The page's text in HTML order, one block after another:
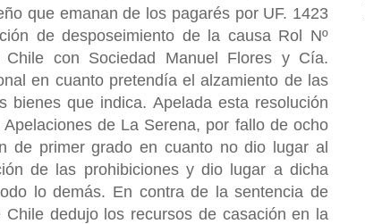
que emanan de los pagarés por UF. 1423
de desposeimiento de la causa Rol Nº
con Sociedad Manuel Flores y Cía.
en cuanto pretendía el alzamiento de las
bienes que indica. Apelada esta resolución
de La Serena, por fallo de ocho
de primer grado en cuanto no dio lugar al
de las prohibiciones y dio lugar a dicha
lo demás. En contra de la sentencia de
dedujo los recursos de casación en la